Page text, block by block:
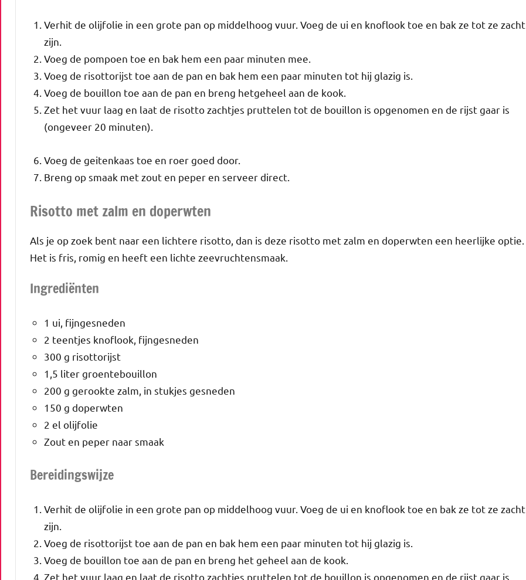
Verhit de olijfolie in een grote pan op middelhoog vuur. Voeg de ui en knoflook toe en bak ze tot ze zacht
zijn.
Voeg de pompoen toe en bak hem een paar minuten mee.
Voeg de risottorijst toe aan de pan en bak hem een paar minuten tot hij glazig is.
Voeg de bouillon toe aan de pan en breng hetgeheel aan de kook.
Zet het vuur laag en laat de risotto zachtjes pruttelen tot de bouillon is opgenomen en de rijst gaar is
(ongeveer 20 minuten).
Voeg de geitenkaas toe en roer goed door.
Breng op smaak met zout en peper en serveer direct.
Risotto met zalm en doperwten
Als je op zoek bent naar een lichtere risotto, dan is deze risotto met zalm en doperwten een heerlijke optie.
Het is fris, romig en heeft een lichte zeevruchtensmaak.
Ingrediënten
1 ui, fijngesneden
2 teentjes knoflook, fijngesneden
300 g risottorijst
1,5 liter groentebouillon
200 g gerookte zalm, in stukjes gesneden
150 g doperwten
2 el olijfolie
Zout en peper naar smaak
Bereidingswijze
Verhit de olijfolie in een grote pan op middelhoog vuur. Voeg de ui en knoflook toe en bak ze tot ze zacht
zijn.
Voeg de risottorijst toe aan de pan en bak hem een paar minuten tot hij glazig is.
Voeg de bouillon toe aan de pan en breng het geheel aan de kook.
Zet het vuur laag en laat de risotto zachtjes pruttelen tot de bouillon is opgenomen en de rijst gaar is